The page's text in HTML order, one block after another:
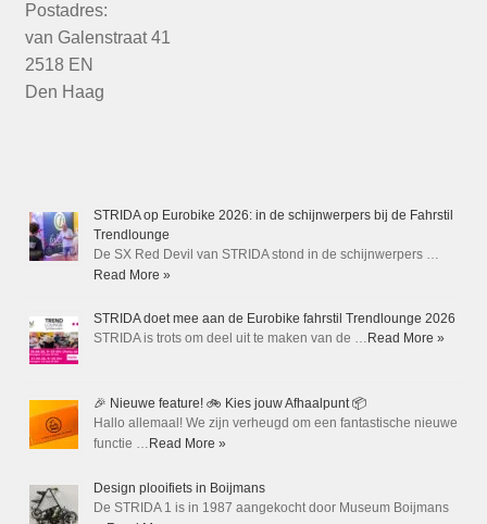
Postadres:
van Galenstraat 41
2518 EN
Den Haag
STRIDA op Eurobike 2026: in de schijnwerpers bij de Fahrstil
Trendlounge
De SX Red Devil van STRIDA stond in de schijnwerpers …
Read More »
STRIDA doet mee aan de Eurobike fahrstil Trendlounge 2026
STRIDA is trots om deel uit te maken van de … Read More »
🎉 Nieuwe feature! 🚲 Kies jouw Afhaalpunt 📦
Hallo allemaal! We zijn verheugd om een fantastische nieuwe
functie … Read More »
Design plooifiets in Boijmans
De STRIDA 1 is in 1987 aangekocht door Museum Boijmans